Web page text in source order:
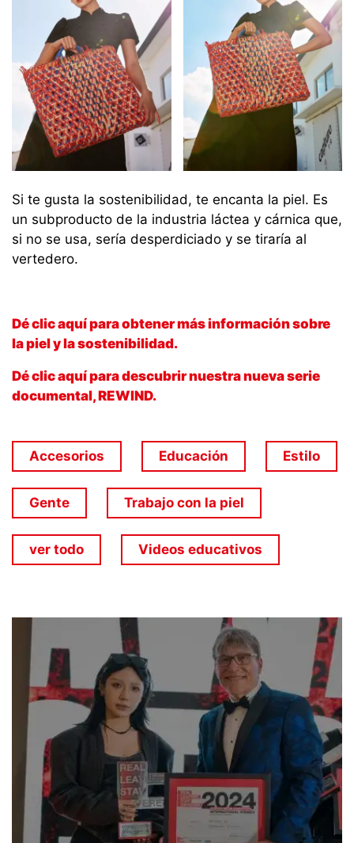
Si te gusta la sostenibilidad, te encanta la piel. Es
un subproducto de la industria láctea y cárnica que,
si no se usa, sería desperdiciado y se tiraría al
vertedero.
Dé clic aquí para obtener más información sobre
la piel y la sostenibilidad.
Dé clic aquí para descubrir nuestra nueva serie
documental, REWIND.
Accesorios Educación Estilo
Gente Trabajo con la piel
ver todo Videos educativos